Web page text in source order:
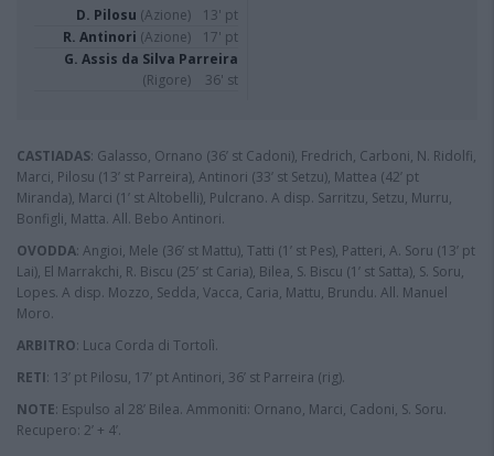
D. Pilosu (Azione)
13' pt
R. Antinori (Azione)
17' pt
G. Assis da Silva Parreira
(Rigore)
36' st
CASTIADAS: Galasso, Ornano (36’ st Cadoni), Fredrich, Carboni, N. Ridolfi,
Marci, Pilosu (13’ st Parreira), Antinori (33’ st Setzu), Mattea (42’ pt
Miranda), Marci (1’ st Altobelli), Pulcrano. A disp. Sarritzu, Setzu, Murru,
Bonfigli, Matta. All. Bebo Antinori.
OVODDA: Angioi, Mele (36’ st Mattu), Tatti (1’ st Pes), Patteri, A. Soru (13’ pt
Lai), El Marrakchi, R. Biscu (25’ st Caria), Bilea, S. Biscu (1’ st Satta), S. Soru,
Lopes. A disp. Mozzo, Sedda, Vacca, Caria, Mattu, Brundu. All. Manuel
Moro.
ARBITRO: Luca Corda di Tortolì.
RETI: 13’ pt Pilosu, 17’ pt Antinori, 36’ st Parreira (rig).
NOTE: Espulso al 28’ Bilea. Ammoniti: Ornano, Marci, Cadoni, S. Soru.
Recupero: 2’ + 4’.